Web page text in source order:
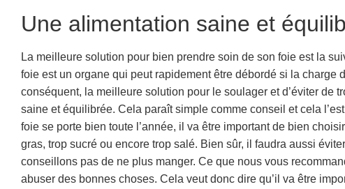
Une alimentation saine et
La meilleure solution pour bien prendre soin de son foie est la
foie est un organe qui peut rapidement être débordé si la charge
conséquent, la meilleure solution pour le soulager et d’éviter de
saine et équilibrée. Cela paraît simple comme conseil et cela
foie se porte bien toute l’année, il va être important de bien
gras, trop sucré ou encore trop salé. Bien sûr, il faudra aussi
conseillons pas de ne plus manger. Ce que nous vous
abuser des bonnes choses. Cela veut donc dire qu’il va être